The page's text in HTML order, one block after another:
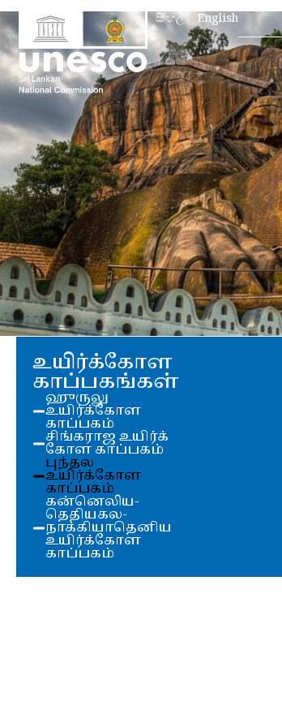
සිංහල EnglishSearch
for:
உயிர்க்கோள
காப்பகங்கள்
ஹுருலு
உயிர்க்கோள
காப்பகம்
சிங்கராஜ உயிர்க்
கோள காப்பகம்
புந்தல
உயிர்க்கோள
காப்பகம்
கன்னெலிய-
தெதியகல-
நாக்கியாதெனிய
உயிர்க்கோள
காப்பகம்